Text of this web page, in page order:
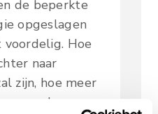
de beperkte
opgeslagen
voordelig. Hoe
naar
zijn, hoe meer
en hoe